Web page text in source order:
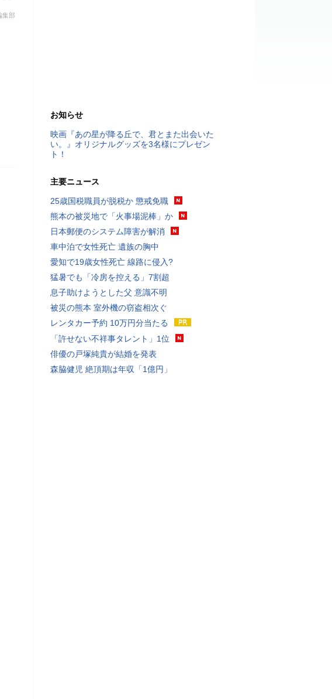
集部
お知らせ
映画『あの星が降る丘で、君とまた出会いた
い。』オリジナルグッズを3名様にプレゼン
ト！
主要ニュース
25歳国税職員が脱税か 懲戒免職
熊本の被災地で「火事場泥棒」か
日本郵便のシステム障害が解消
車中泊で女性死亡 遺族の胸中
愛知で19歳女性死亡 線路に侵入?
猛暑でも「冷房を控える」7割超
息子助けようとした父 意識不明
被災の熊本 室外機の窃盗相次ぐ
レンタカー予約 10万円分当たる
「許せない不祥事タレント」1位
俳優の戸塚純貴が結婚を発表
森脇健児 絶頂期は年収「1億円」